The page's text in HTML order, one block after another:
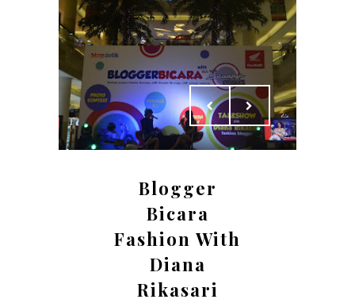
Blogger
Bicara
Fashion With
Diana
Rikasari